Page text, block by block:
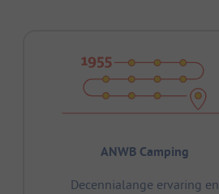
ANWB Camping
Decennialange ervaring en